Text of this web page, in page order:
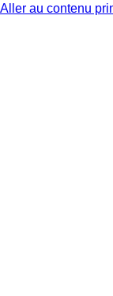
Aller au contenu